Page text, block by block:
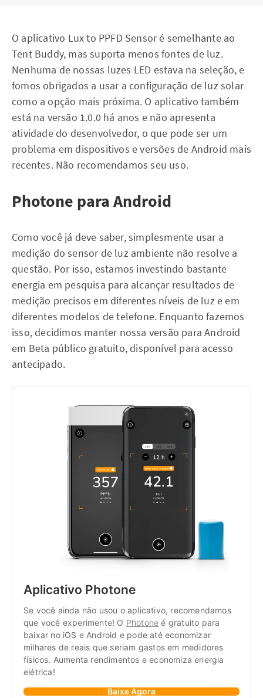
O aplicativo Lux to PPFD Sensor é semelhante ao
Tent Buddy, mas suporta menos fontes de luz.
Nenhuma de nossas luzes LED estava na seleção, e
fomos obrigados a usar a configuração de luz solar
como a opção mais próxima. O aplicativo também
está na versão 1.0.0 há anos e não apresenta
atividade do desenvolvedor, o que pode ser um
problema em dispositivos e versões de Android mais
recentes. Não recomendamos seu uso.
Photone para Android
Como você já deve saber, simplesmente usar a
medição do sensor de luz ambiente não resolve a
questão. Por isso, estamos investindo bastante
energia em pesquisa para alcançar resultados de
medição precisos em diferentes níveis de luz e em
diferentes modelos de telefone. Enquanto fazemos
isso, decidimos manter nossa versão para Android
em Beta público gratuito, disponível para acesso
antecipado.
Aplicativo Photone
Se você ainda não usou o aplicativo, recomendamos
que você experimente! O Photone é gratuito para
baixar no iOS e Android e pode até economizar
milhares de reais que seriam gastos em medidores
físicos. Aumenta rendimentos e economiza energia
elétrica!
Baixe Agora